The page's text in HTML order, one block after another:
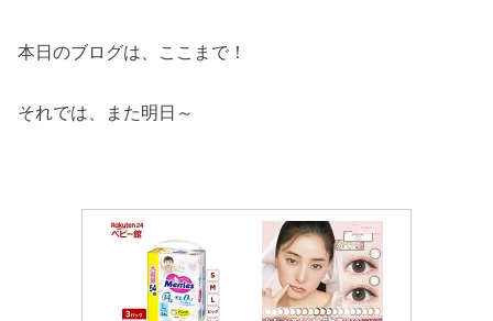
本日のブログは、ここまで！
それでは、また明日～